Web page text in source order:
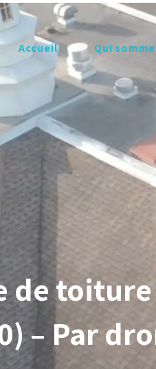
Accueil Qui
de
– Par